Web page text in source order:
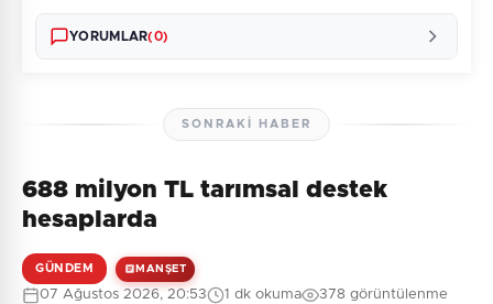
YORUMLAR(0)
Henüz yorum yapılmamış. İlk yorumu siz yapın!
SONRAKI HABER
688 milyon TL tarımsal destek
hesaplarda
GÜNDEM MANŞET
07 Ağustos 2026, 20:53 1 dk okuma 378 görüntülenme